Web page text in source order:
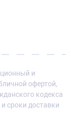
и
офертой,
кодекса
сроки доставки